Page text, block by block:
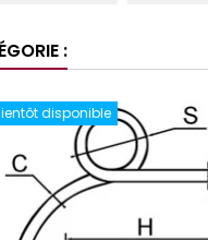
:
disponible